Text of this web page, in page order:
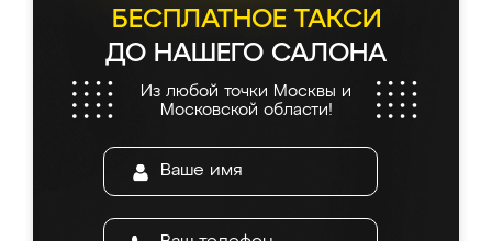
БЕСПЛАТНОЕ ТАКСИ
ДО НАШЕГО САЛОНА
Из любой точки Москвы и
Московской области!